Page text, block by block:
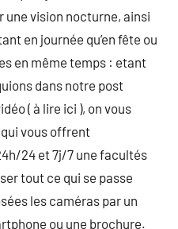
une vision nocturne, ainsi
en journée qu’en fête ou
en même temps : etant
dans notre post
( à lire ici ), on vous
vous offrent
24 et 7j/7 une facultés
tout ce qui se passe
les caméras par un
ou une brochure.